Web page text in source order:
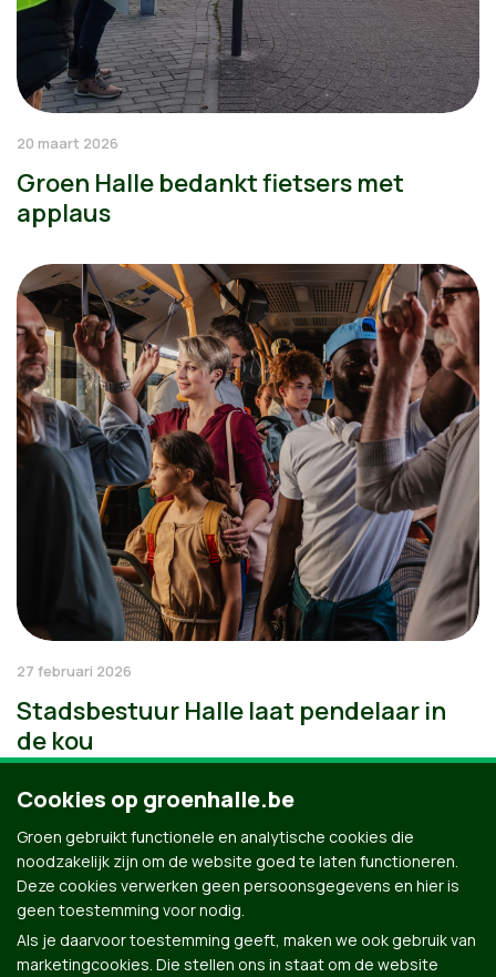
20 maart 2026
Groen Halle bedankt fietsers met
applaus
27 februari 2026
Stadsbestuur Halle laat pendelaar in
de kou
Cookies op groenhalle.be
Groen gebruikt functionele en analytische cookies die
noodzakelijk zijn om de website goed te laten functioneren.
Deze cookies verwerken geen persoonsgegevens en hier is
geen toestemming voor nodig.
Als je daarvoor toestemming geeft, maken we ook gebruik van
marketingcookies. Die stellen ons in staat om de website